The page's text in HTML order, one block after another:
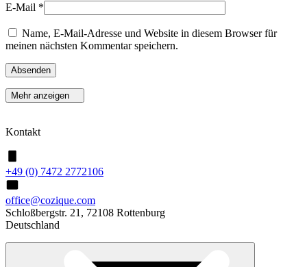
E-Mail *
Name, E-Mail-Adresse und Website in diesem Browser für
meinen nächsten Kommentar speichern.
Mehr anzeigen
Kontakt
+49 (0) 7472 2772106
office@cozique.com
Schloßbergstr. 21, 72108 Rottenburg
Deutschland